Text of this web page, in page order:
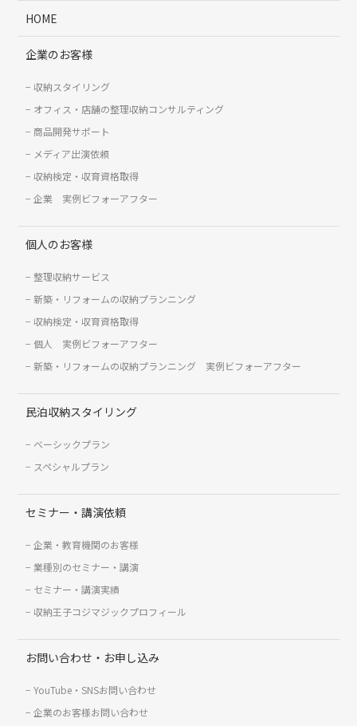
HOME
企業のお客様
収納スタイリング
オフィス・店舗の整理収納コンサルティング
商品開発サポート
メディア出演依頼
収納検定・収育資格取得
企業 実例ビフォーアフター
個人のお客様
整理収納サービス
新築・リフォームの収納プランニング
収納検定・収育資格取得
個人 実例ビフォーアフター
新築・リフォームの収納プランニング 実例ビフォーアフター
民泊収納スタイリング
ベーシックプラン
スペシャルプラン
セミナー・講演依頼
企業・教育機関のお客様
業種別のセミナー・講演
セミナー・講演実績
収納王子コジマジックプロフィール
お問い合わせ・お申し込み
YouTube・SNSお問い合わせ
企業のお客様お問い合わせ